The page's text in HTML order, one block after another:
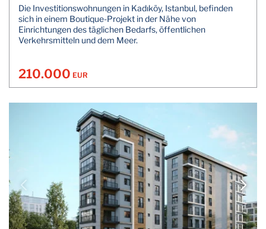
Die Investitionswohnungen in Kadıköy, Istanbul, befinden
sich in einem Boutique-Projekt in der Nähe von
Einrichtungen des täglichen Bedarfs, öffentlichen
Verkehrsmitteln und dem Meer.
210.000 EUR